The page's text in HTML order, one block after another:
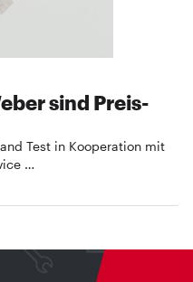
sind Preis-
Test in Kooperation mit
…